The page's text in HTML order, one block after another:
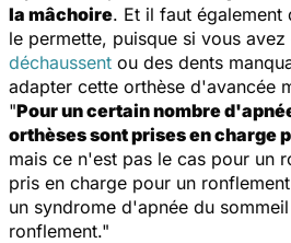
la mâchoire. Et il faut
le permette, puisque si vous avez
déchaussent ou des dents
adapter cette orthèse d'avancée
"Pour un certain nombre
orthèses sont prises en charge
mais ce n'est pas le cas pour un
pris en charge pour un
un syndrome d'apnée du
ronflement."